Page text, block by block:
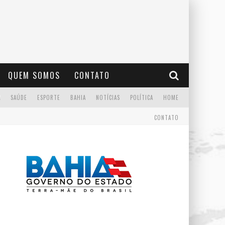
QUEM SOMOS CONTATO
HOME
POLÍTICA
NOTÍCIAS
BAHIA
ESPORTE
SAÚDE
CONTATO